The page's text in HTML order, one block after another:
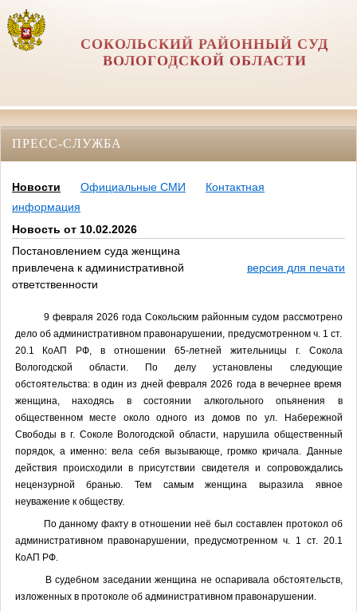
СОКОЛЬСКИЙ РАЙОННЫЙ СУД
ВОЛОГОДСКОЙ ОБЛАСТИ
ПРЕСС-СЛУЖБА
Новости Официальные СМИ
Контактная
информация
Новость от 10.02.2026
Постановлением суда женщина
привлечена к административной
ответственности
версия для печати
9 февраля 2026 года Сокольским районным судом рассмотрено
дело об административном правонарушении, предусмотренном ч. 1 ст.
20.1 КоАП РФ, в отношении 65-летней жительницы г. Сокола
Вологодской области. По делу установлены следующие
обстоятельства: в один из дней февраля 2026 года в вечернее время
женщина, находясь в состоянии алкогольного опьянения в
общественном месте около одного из домов по ул. Набережной
Свободы в г. Соколе Вологодской области, нарушила общественный
порядок, а именно: вела себя вызывающе, громко кричала. Данные
действия происходили в присутствии свидетеля и сопровождались
нецензурной бранью. Тем самым женщина выразила явное
неуважение к обществу.
По данному факту в отношении неё был составлен протокол об
административном правонарушении, предусмотренном ч. 1 ст. 20.1
КоАП РФ.
В судебном заседании женщина не оспаривала обстоятельств,
изложенных в протоколе об административном правонарушении.